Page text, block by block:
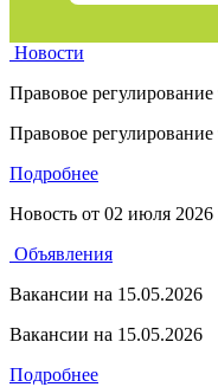
Новости
Правовое
Правовое
Подробнее
Новость от 02 июля 2026
Объявления
Вакансии на 15.05.2026
Вакансии на 15.05.2026
Подробнее